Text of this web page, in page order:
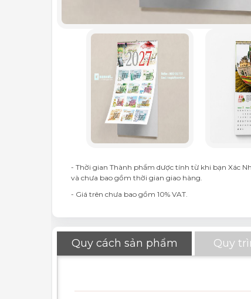
- Thời gian Thành phẩm dược tính từ khi bạn Xác
và chưa bao gồm thời gian giao hàng.
- Giá trên chưa bao gồm 10% VAT.
Quy cách sản phẩm Quy